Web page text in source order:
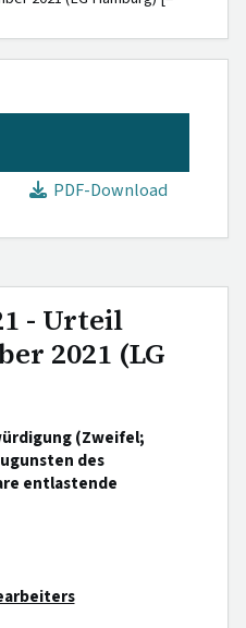
PDF-Download
- Urteil
2021 (LG
(Zweifel;
des
entlastende